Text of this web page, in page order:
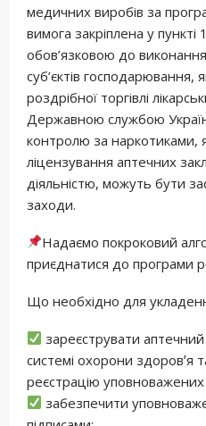
медичних виробів за
вимога закріплена у пункті
обов’язковою до
суб’єктів господарювання,
роздрібної торгівлі
Державною службою
контролю за наркотиками,
ліцензування аптечних
діяльністю, можуть бути
заходи.
Надаємо покроковий
приєднатися до програми
Що необхідно для
зареєструвати
системі охорони здоровʼя
реєстрацію уповноважених
забезпечити